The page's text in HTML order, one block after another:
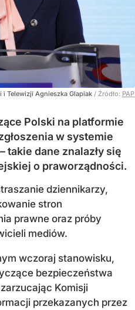
i Telewizji Agnieszka Glapiak / Źródło: PAP
Polski na platformie
w systemie
takie dane znalazły się
o praworządności.
dziennikarzy,
stron
prawne oraz próby
mediów.
wczoraj stanowisku,
bezpieczeństwa
Komisji
przekazanych przez